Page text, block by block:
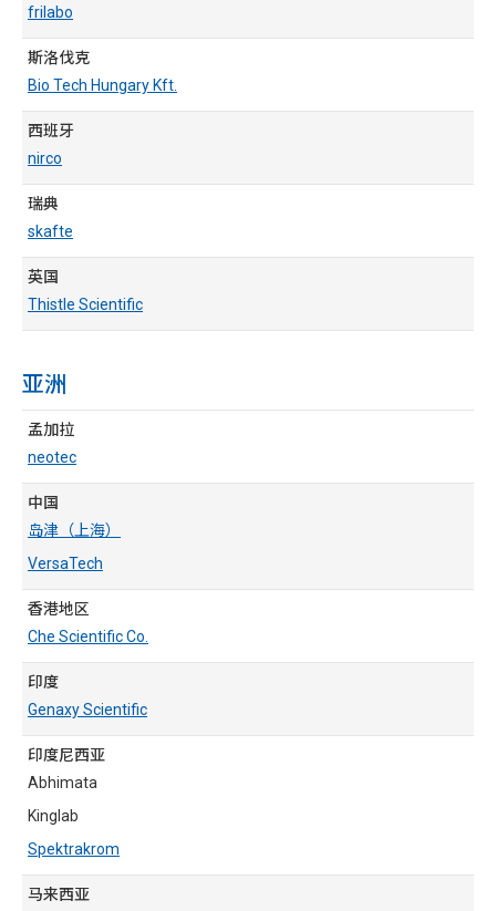
frilabo
斯洛伐克
Bio Tech Hungary Kft.
西班牙
nirco
瑞典
skafte
英国
Thistle Scientific
亚洲
孟加拉
neotec
中国
岛津（上海）
VersaTech
香港地区
Che Scientific Co.
印度
Genaxy Scientific
印度尼西亚
Abhimata
Kinglab
Spektrakrom
马来西亚